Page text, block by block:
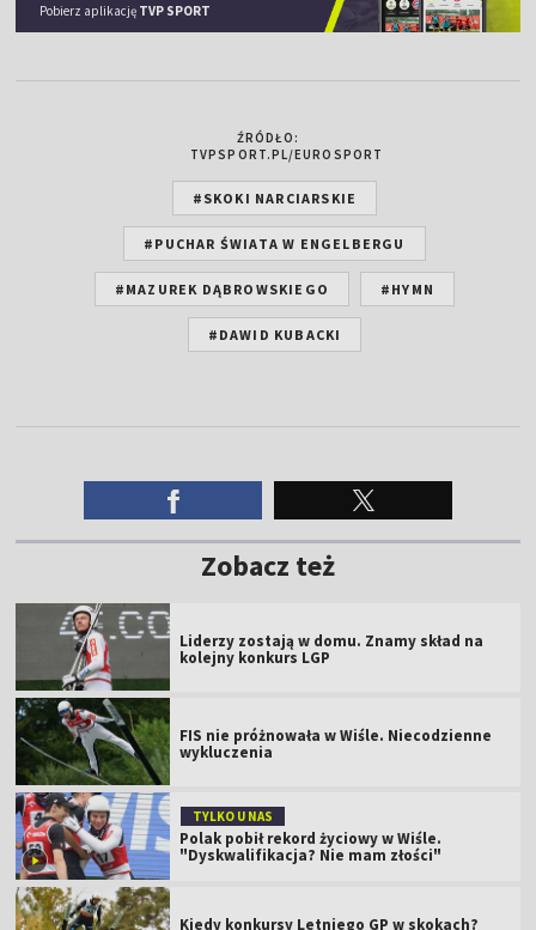
Pobierz aplikację TVP SPORT
ŹRÓDŁO:
TVPSPORT.PL/EUROSPORT
#SKOKI NARCIARSKIE
#PUCHAR ŚWIATA W ENGELBERGU
#MAZUREK DĄBROWSKIEGO #HYMN
#DAWID KUBACKI
Zobacz też
Liderzy zostają w domu. Znamy skład na
kolejny konkurs LGP
FIS nie próżnowała w Wiśle. Niecodzienne
wykluczenia
TYLKO U NAS
Polak pobił rekord życiowy w Wiśle.
"Dyskwalifikacja? Nie mam złości"
Kiedy konkursy Letniego GP w skokach?